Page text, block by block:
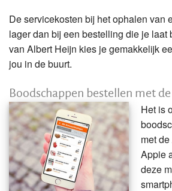
De servicekosten bij het ophalen van
lager dan bij een bestelling die je laat
van Albert Heijn kies je gemakkelijk
jou in de buurt.
Boodschappen bestellen met
Het is
met
Appie
deze